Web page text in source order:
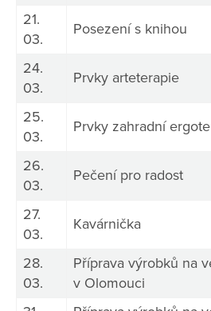
21.
03.
Posezení s knihou
24.
03.
Prvky arteterapie
25.
03.
Prvky zahradní
26.
03.
Pečení pro radost
27.
03.
Kavárnička
28.
03.
Příprava výrobků na
v Olomouci